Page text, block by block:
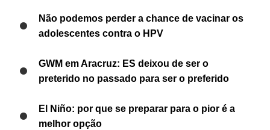
Não podemos perder a chance de vacinar os
adolescentes contra o HPV
GWM em Aracruz: ES deixou de ser o
preterido no passado para ser o preferido
El Niño: por que se preparar para o pior é a
melhor opção